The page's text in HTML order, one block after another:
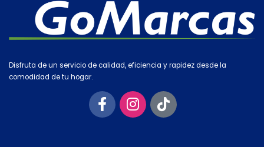
Disfruta de un servicio de calidad, eficiencia y rapidez desde la
comodidad de tu hogar.